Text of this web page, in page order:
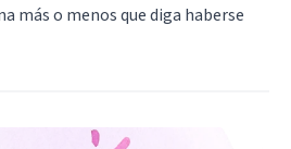
más o menos que diga haberse